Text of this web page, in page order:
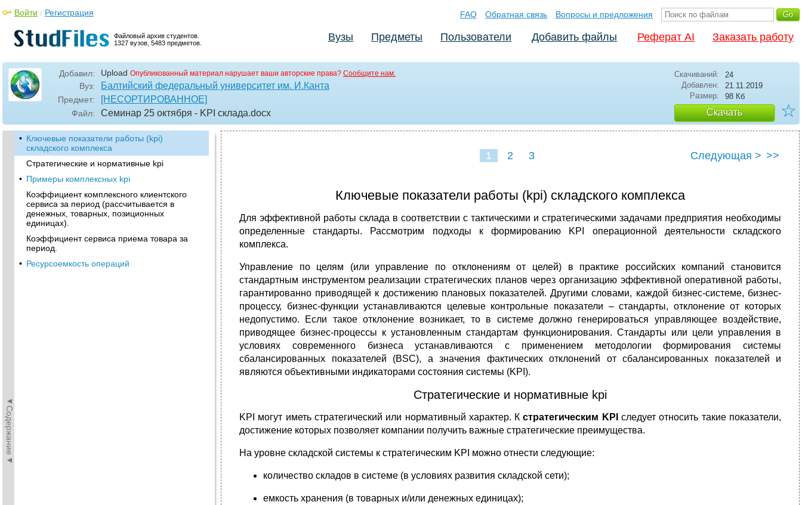
Файловый архив студентов.
1327 вузов, 5483 предметов.
Войти / Регистрация FAQ Обратная связь Вопросы и предложения
Вузы Предметы Пользователи Добавить файлы Реферат AI Заказать работу
Добавил: Upload Опубликованный материал нарушает ваши авторские права? Сообщите нам.
Вуз: Балтийский федеральный университет им. И.Канта
Предмет: [НЕСОРТИРОВАННОЕ]
Файл: Семинар 25 октября - KPI склада.docx
Скачиваний:
24
Добавлен:
21.11.2019
Размер:
98 Кб
Скачать ☆
◄Содержание◄
• Ключевые показатели работы (kpi)
складского комплекса
Стратегические и нормативные kpi
• Примеры комплексных kpi
Коэффициент комплексного клиентского
сервиса за период (рассчитывается в
денежных, товарных, позиционных
единицах).
Коэффициент сервиса приема товара за
период.
• Ресурсоемкость операций
1 2 3 Следующая > >>
Ключевые показатели работы (kpi) складского комплекса
Для эффективной работы склада в соответствии с тактическими и стратегическими задачами предприятия необходимы
определенные стандарты. Рассмотрим подходы к формированию KPI операционной деятельности складского
комплекса.
Управление по целям (или управление по отклонениям от целей) в практике российских компаний становится
стандартным инструментом реализации стратегических планов через организацию эффективной оперативной работы,
гарантированно приводящей к достижению плановых показателей. Другими словами, каждой бизнес-системе, бизнес-
процессу, бизнес-функции устанавливаются целевые контрольные показатели – стандарты, отклонение от которых
недопустимо. Если такое отклонение возникает, то в системе должно генерироваться управляющее воздействие,
приводящее бизнес-процессы к установленным стандартам функционирования. Стандарты или цели управления в
условиях современного бизнеса устанавливаются с применением методологии формирования системы
сбалансированных показателей (BSC), а значения фактических отклонений от сбалансированных показателей и
являются объективными индикаторами состояния системы (KPI).
Стратегические и нормативные kpi
KPI могут иметь стратегический или нормативный характер. Кстратегическим KPI следует относить такие показатели,
достижение которых позволяет компании получить важные стратегические преимущества.
На уровне складской системы к стратегическим KPI можно отнести следующие:
количество складов в системе (в условиях развития складской сети);
емкость хранения (в товарных и/или денежных единицах);